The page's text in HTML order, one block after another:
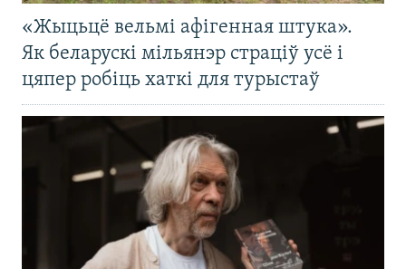
«Жыцьцё вельмі афігенная штука».
Як беларускі мільянэр страціў усё і
цяпер робіць хаткі для турыстаў